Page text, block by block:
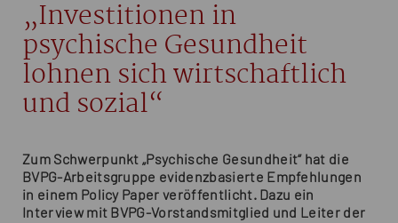
„Investitionen in
psychische Gesundheit
lohnen sich wirtschaftlich
und sozial“
Zum Schwerpunkt „Psychische Gesundheit“ hat die
BVPG-Arbeitsgruppe evidenzbasierte Empfehlungen
in einem Policy Paper veröffentlicht. Dazu ein
Interview mit BVPG-Vorstandsmitglied und Leiter der